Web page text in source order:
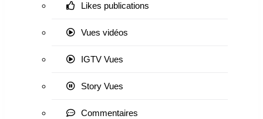
Likes publications
Vues vidéos
IGTV Vues
Story Vues
Commentaires